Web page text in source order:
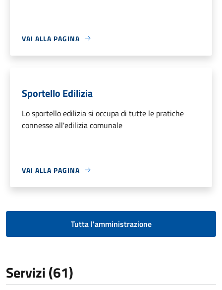
VAI ALLA PAGINA
Sportello Edilizia
Lo sportello edilizia si occupa di tutte le pratiche
connesse all'edilizia comunale
VAI ALLA PAGINA
Tutta l'amministrazione
Servizi (61)